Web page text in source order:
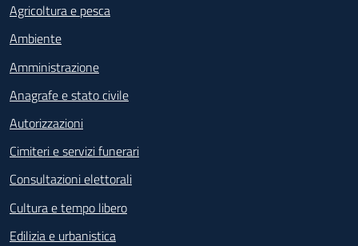
Agricoltura e pesca
Ambiente
Amministrazione
Anagrafe e stato civile
Autorizzazioni
Cimiteri e servizi funerari
Consultazioni elettorali
Cultura e tempo libero
Edilizia e urbanistica